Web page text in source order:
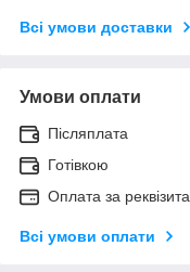
Всі умови доставки
Умови оплати
Післяплата
Готівкою
Оплата за
Всі умови оплати